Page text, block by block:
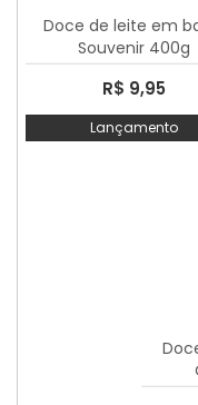
Doce de leite em
Souvenir 400g
R$ 9,95
Lançamento